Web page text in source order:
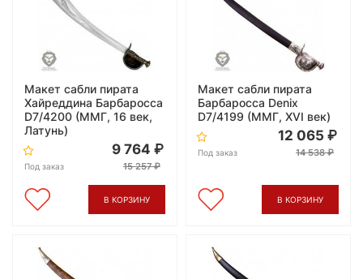
Макет сабли пирата
Хайреддина Барбаросса
D7/4200 (ММГ, 16 век,
Латунь)
Под заказ
9 764
15 257
В КОРЗИНУ
Макет сабли пирата
Барбаросса Denix
D7/4199 (ММГ, XVI век)
Под заказ
12 065
14 538
В КОРЗИНУ